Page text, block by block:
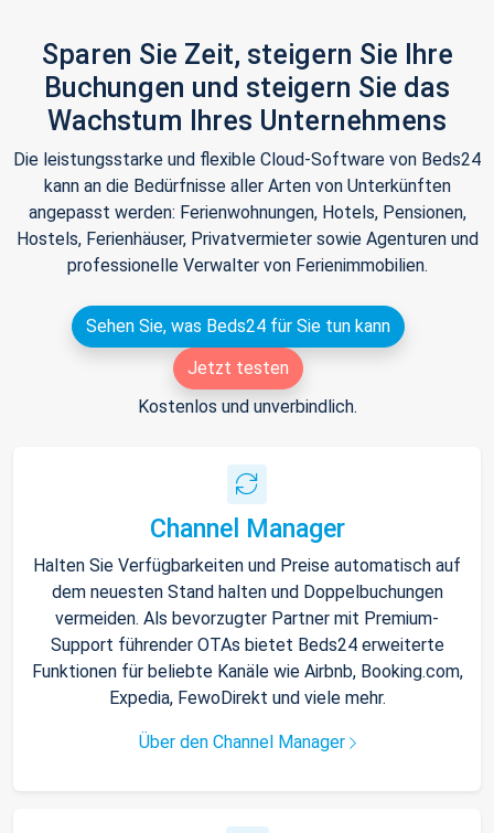
Sparen Sie Zeit, steigern Sie Ihre
Buchungen und steigern Sie das
Wachstum Ihres Unternehmens
Die leistungsstarke und flexible Cloud-Software von Beds24
kann an die Bedürfnisse aller Arten von Unterkünften
angepasst werden: Ferienwohnungen, Hotels, Pensionen,
Hostels, Ferienhäuser, Privatvermieter sowie Agenturen und
professionelle Verwalter von Ferienimmobilien.
Sehen Sie, was Beds24 für Sie tun kann
Jetzt testen
Kostenlos und unverbindlich.
Channel Manager
Halten Sie Verfügbarkeiten und Preise automatisch auf
dem neuesten Stand halten und Doppelbuchungen
vermeiden. Als bevorzugter Partner mit Premium-
Support führender OTAs bietet Beds24 erweiterte
Funktionen für beliebte Kanäle wie Airbnb, Booking.com,
Expedia, FewoDirekt und viele mehr.
Über den Channel Manager